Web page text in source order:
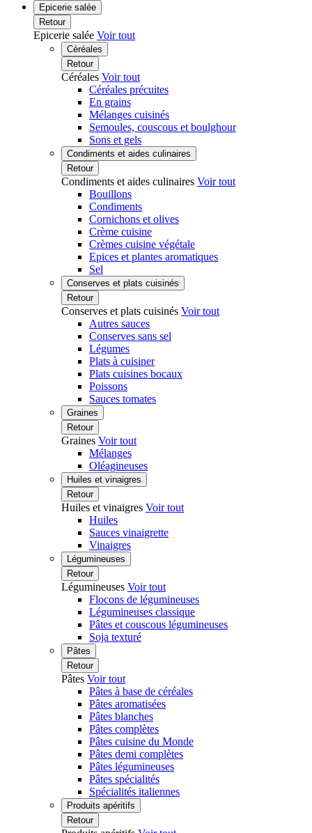
Epicerie salée
Retour
Epicerie salée Voir tout
Céréales
Retour
Céréales Voir tout
Céréales précuites
En grains
Mélanges cuisinés
Semoules, couscous et boulghour
Sons et gels
Condiments et aides culinaires
Retour
Condiments et aides culinaires Voir tout
Bouillons
Condiments
Cornichons et olives
Crème cuisine
Crèmes cuisine végétale
Epices et plantes aromatiques
Sel
Conserves et plats cuisinés
Retour
Conserves et plats cuisinés Voir tout
Autres sauces
Conserves sans sel
Légumes
Plats à cuisiner
Plats cuisines bocaux
Poissons
Sauces tomates
Graines
Retour
Graines Voir tout
Mélanges
Oléagineuses
Huiles et vinaigres
Retour
Huiles et vinaigres Voir tout
Huiles
Sauces vinaigrette
Vinaigres
Légumineuses
Retour
Légumineuses Voir tout
Flocons de légumineuses
Légumineuses classique
Pâtes et couscous légumineuses
Soja texturé
Pâtes
Retour
Pâtes Voir tout
Pâtes à base de céréales
Pâtes aromatisées
Pâtes blanches
Pâtes complètes
Pâtes cuisine du Monde
Pâtes demi complètes
Pâtes légumineuses
Pâtes spécialités
Spécialités italiennes
Produits apéritifs
Retour